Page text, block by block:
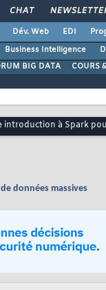
CHAT
Dév. Web EDI
Business Intelligence
BIG DATA COURS
introduction à Spark
données massives